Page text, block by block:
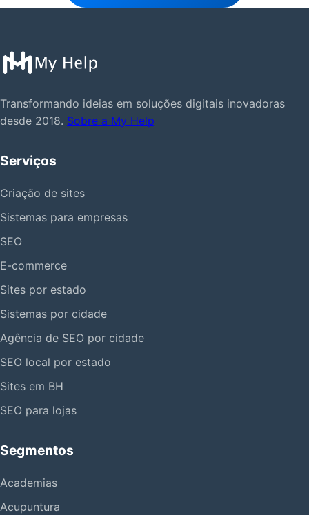
Transformando ideias em soluções digitais inovadoras
desde 2018. Sobre a My Help
Serviços
Criação de sites
Sistemas para empresas
SEO
E-commerce
Sites por estado
Sistemas por cidade
Agência de SEO por cidade
SEO local por estado
Sites em BH
SEO para lojas
Segmentos
Academias
Acupuntura